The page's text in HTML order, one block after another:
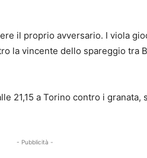
il proprio avversario. I viola
la vincente dello spareggio tra
21,15 a Torino contro i granata,
- Pubblicità -